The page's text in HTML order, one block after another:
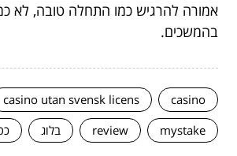
אמורה להרגיש כמו התחלה טובה, לא
בהמשכים.
casino
casino utan svensk licens
mystake
review בלוג